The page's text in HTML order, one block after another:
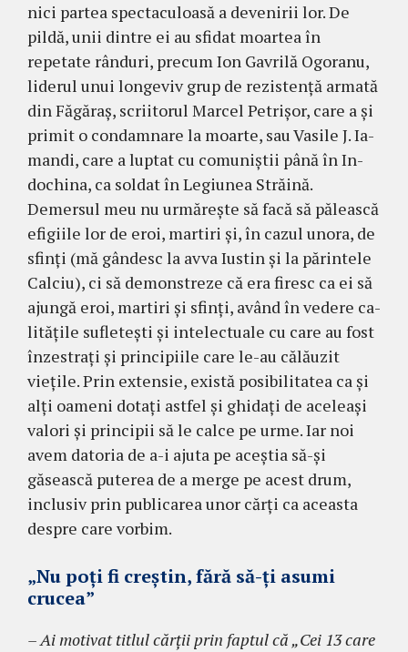
nici partea spec­taculoasă a de­venirii lor. De
pildă, unii dintre ei au sfidat moar­tea în
repetate rânduri, precum Ion Ga­vrilă Ogo­ranu,
liderul unui longeviv grup de rezistenţă ar­mată
din Făgăraş, scrii­torul Marcel Petrişor, care a şi
primit o condamnare la moarte, sau Vasile J. Ia­
mandi, care a luptat cu co­muniştii până în In­
do­china, ca soldat în Legiu­nea Stră­ină.
Demersul meu nu ur­măreşte să facă să pă­lească
efi­gii­le lor de eroi, martiri şi, în ca­zul unora, de
sfinţi (mă gân­desc la avva Iustin şi la părintele
Calciu), ci să demons­treze că era firesc ca ei să
ajungă eroi, mar­tiri şi sfinţi, având în vedere ca­
li­tăţile sufleteşti şi inte­lec­tuale cu care au fost
în­zestraţi şi prin­cipiile care le-au călăuzit
vieţile. Prin extensie, există posibi­li­tatea ca şi
alţi oa­meni do­taţi ast­fel şi ghidaţi de aceleaşi
valori şi principii să le calce pe urme. Iar noi
avem datoria de a-i ajuta pe aceştia să-şi
găsească pu­te­rea de a merge pe acest drum,
inclusiv prin pu­bli­carea unor cărţi ca aceasta
despre care vor­bim.
„Nu poţi fi creştin, fără să-ţi asumi
crucea”
– Ai motivat titlul cărţii prin faptul că „Cei 13 care